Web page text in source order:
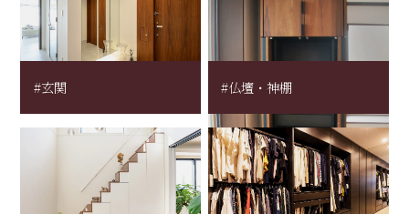
#玄関 #仏壇・神棚